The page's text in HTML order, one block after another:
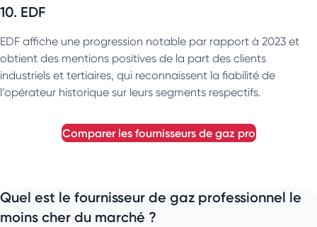
10. EDF
EDF affiche une progression notable par rapport à 2023 et
obtient des mentions positives de la part des clients
industriels et tertiaires, qui reconnaissent la fiabilité de
l’opérateur historique sur leurs segments respectifs.
comparer les fournisseurs de gaz pro
Quel est le fournisseur de gaz professionnel le
moins cher du marché ?